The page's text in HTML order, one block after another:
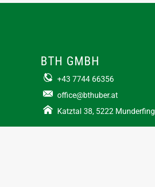
BTH GMBH
+43 7744 66356
office@bthuber.at​
Katztal 38, 5222 Munderfing